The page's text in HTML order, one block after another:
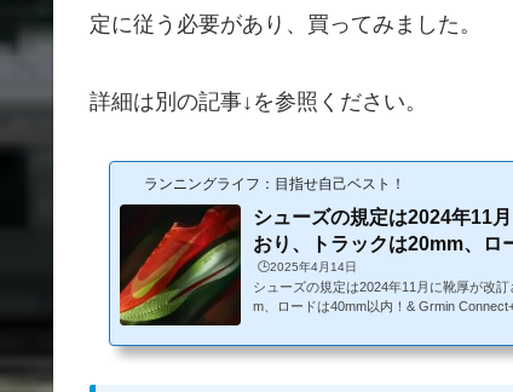
定に従う必要があり、買ってみました。
詳細は別の記事↓を参照ください。
ランニングライフ：目指せ自己ベスト！
シューズの規定は2024年11
おり、トラックは20mm、ロ
🕒️2025年4月14日
シューズの規定は2024年11月に靴厚が改
m、ロードは40mm以内！& Grmin
要です。2024年11月に規定が改訂されて